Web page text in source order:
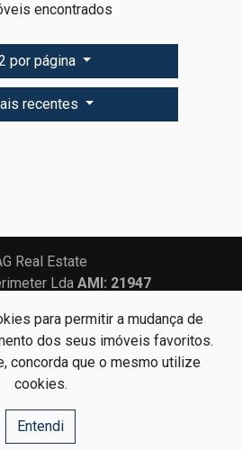
para permitir a mudança de
dos seus imóveis favoritos.
concorda que o mesmo utilize
cookies.
Entendi
encontrados
por página
recentes
Real Estate
Lda AMI: 21947
de Litígios
Política de Privacidade
de Reclamações
Powered by